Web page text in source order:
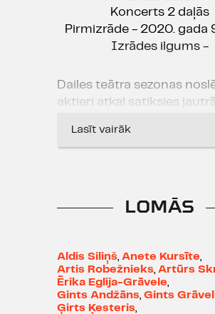
Koncerts 2 daļās
Pirmizrāde - 2020. gada
Izrādes ilgums -
Dailes teātra sezonas
aktieri atkal satiksies
smiekliem līdz nopietnībai
Lasīt vairāk
LOMĀS
Aldis Siliņš, Anete Kursīte,
Artis Robežnieks, Artūrs
Ērika Eglija-Grāvele,
Gints Andžāns, Gints
Ģirts Ķesteris,